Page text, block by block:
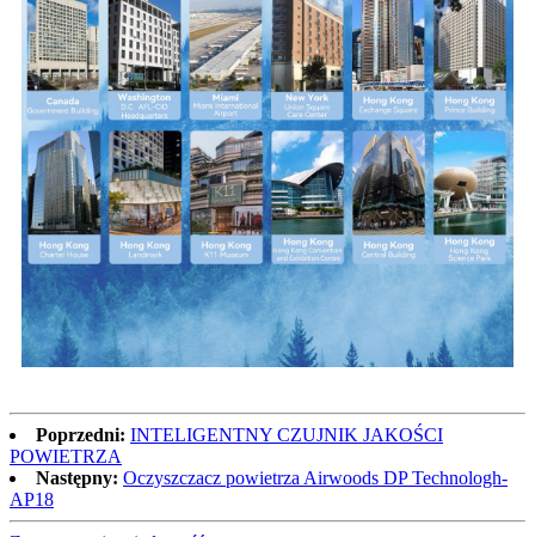
Poprzedni: INTELIGENTNY CZUJNIK JAKOŚCI
POWIETRZA
Następny: Oczyszczacz powietrza Airwoods DP Technologh-
AP18